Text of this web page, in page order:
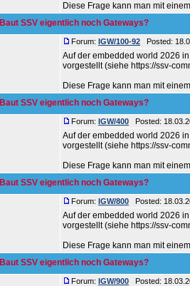
Diese Frage kann man mit
Baut SSV eigentlich noch Gateways?
Forum: IGW/100-92 Posted:
Auf der embedded world 2026
vorgestellt (siehe https://ssv-
Diese Frage kann man mit
Baut SSV eigentlich noch Gateways?
Forum: IGW/400 Posted:
Auf der embedded world 2026
vorgestellt (siehe https://ssv-
Diese Frage kann man mit
Baut SSV eigentlich noch Gateways?
Forum: IGW/800 Posted:
Auf der embedded world 2026
vorgestellt (siehe https://ssv-
Diese Frage kann man mit
Baut SSV eigentlich noch Gateways?
Forum: IGW/900 Posted: